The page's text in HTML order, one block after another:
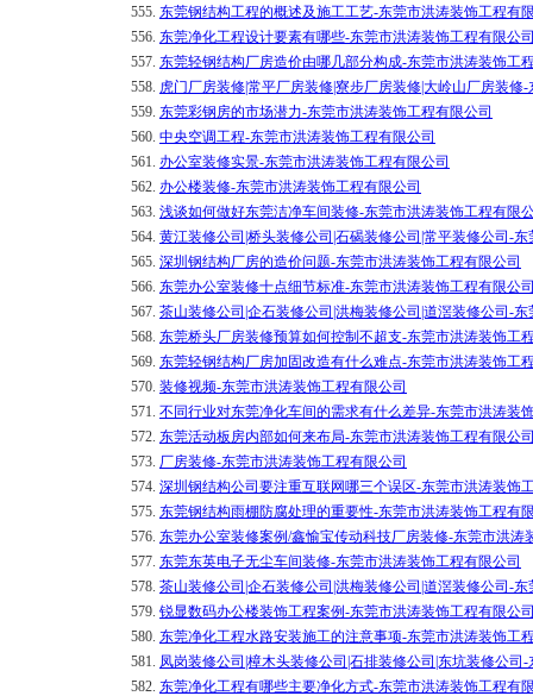
555. 东莞钢结构工程的概述及施工工艺-东莞市洪涛装饰工程有
556. 东莞净化工程设计要素有哪些-东莞市洪涛装饰工程有限公
557. 东莞轻钢结构厂房造价由哪几部分构成-东莞市洪涛装饰工
558. 虎门厂房装修|常平厂房装修|寮步厂房装修|大岭山厂房装修
559. 东莞彩钢房的市场潜力-东莞市洪涛装饰工程有限公司
560. 中央空调工程-东莞市洪涛装饰工程有限公司
561. 办公室装修实景-东莞市洪涛装饰工程有限公司
562. 办公楼装修-东莞市洪涛装饰工程有限公司
563. 浅谈如何做好东莞洁净车间装修-东莞市洪涛装饰工程有限
564. 黄江装修公司|桥头装修公司|石碣装修公司|常平装修公司-
565. 深圳钢结构厂房的造价问题-东莞市洪涛装饰工程有限公司
566. 东莞办公室装修十点细节标准-东莞市洪涛装饰工程有限公
567. 茶山装修公司|企石装修公司|洪梅装修公司|道滘装修公司-
568. 东莞桥头厂房装修预算如何控制不超支-东莞市洪涛装饰工
569. 东莞轻钢结构厂房加固改造有什么难点-东莞市洪涛装饰工
570. 装修视频-东莞市洪涛装饰工程有限公司
571. 不同行业对东莞净化车间的需求有什么差异-东莞市洪涛装
572. 东莞活动板房内部如何来布局-东莞市洪涛装饰工程有限公
573. 厂房装修-东莞市洪涛装饰工程有限公司
574. 深圳钢结构公司要注重互联网哪三个误区-东莞市洪涛装饰
575. 东莞钢结构雨棚防腐处理的重要性-东莞市洪涛装饰工程有
576. 东莞办公室装修案例/鑫愉宝传动科技厂房装修-东莞市洪涛
577. 东莞东英电子无尘车间装修-东莞市洪涛装饰工程有限公司
578. 茶山装修公司|企石装修公司|洪梅装修公司|道滘装修公司-
579. 锐显数码办公楼装饰工程案例-东莞市洪涛装饰工程有限公
580. 东莞净化工程水路安装施工的注意事项-东莞市洪涛装饰工
581. 凤岗装修公司|樟木头装修公司|石排装修公司|东坑装修公司
582. 东莞净化工程有哪些主要净化方式-东莞市洪涛装饰工程有